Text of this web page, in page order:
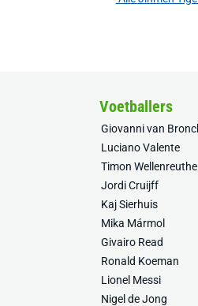
Voetballers
Giovanni van
Luciano Valente
Timon
Jordi Cruijff
Kaj Sierhuis
Mika Mármol
Givairo Read
Ronald Koeman
Lionel Messi
Nigel de Jong